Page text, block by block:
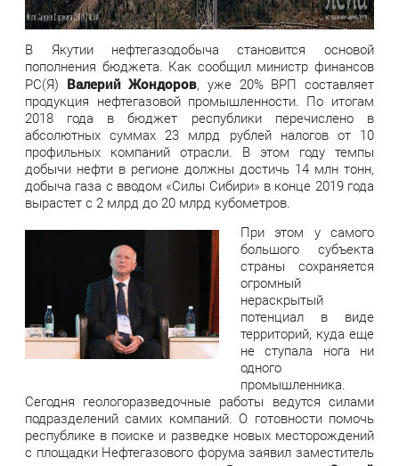
В Якутии нефтегазодобыча становится основой
пополнения бюджета. Как сообщил министр финансов
РС(Я) Валерий Жондоров, уже 20% ВРП составляет
продукция нефтегазовой промышленности. По итогам
2018 года в бюджет республики перечислено в
абсолютных суммах 23 млрд рублей налогов от 10
профильных компаний отрасли. В этом году темпы
добычи нефти в регионе должны достичь 14 млн тонн,
добыча газа с вводом «Силы Сибири» в конце 2019 года
вырастет с 2 млрд до 20 млрд кубометров.
При этом у самого
большого субъекта
страны сохраняется
огромный
нераскрытый
потенциал в виде
территорий, куда еще
не ступала нога ни
одного
промышленника.
Сегодня геологоразведочные работы ведутся силами
подразделений самих компаний. О готовности помочь
республике в поиске и разведке новых месторождений
с площадки Нефтегазового форума заявил заместитель